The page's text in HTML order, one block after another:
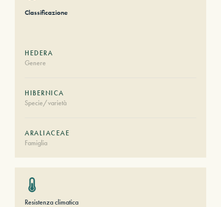
Classificazione
HEDERA
Genere
HIBERNICA
Specie/varietà
ARALIACEAE
Famiglia
Resistenza climatica